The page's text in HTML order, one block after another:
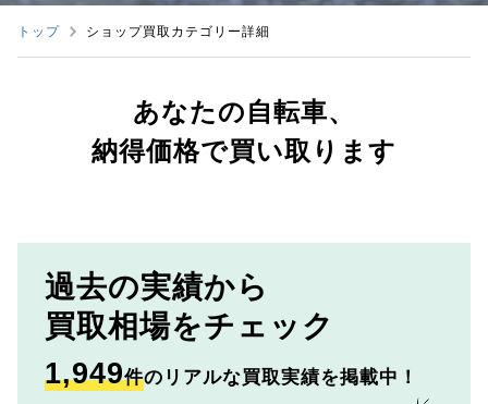
トップ ショップ買取カテゴリー詳細
あなたの自転車、
納得価格で買い取ります
過去の実績から
買取相場をチェック
1,949件のリアルな買取実績を掲載中！